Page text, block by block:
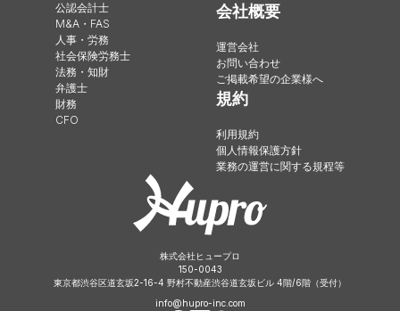
公認会計士
M&A・FAS
人事・労務
社会保険労務士
法務・知財
弁護士
財務
CFO
会社概要
運営会社
お問い合わせ
ご掲載希望の企業様へ
規約
利用規約
個人情報保護方針
業務の運営に関する規程等
株式会社ヒュープロ
150-0043
東京都渋谷区道玄坂2-16-4 野村不動産渋谷道玄坂ビル 4階/6階（受付）
info@hupro-inc.com